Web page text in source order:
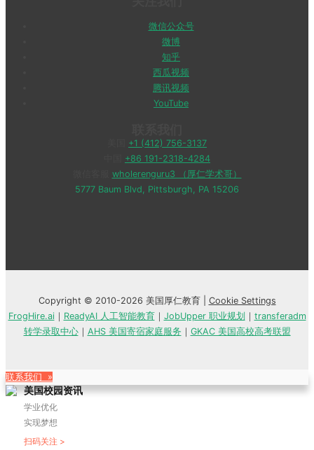
微信公众号
微博
知乎
西瓜视频
腾讯视频
YouTube
+1 (412) 756-3137
+86 191-2318-4284
wholerenguru3 （厚仁学术哥）
5777 Baum Blvd, Pittsburgh, PA 15206
Copyright © 2010-2026 美国厚仁教育 | Cookie Settings
FrogHire.ai｜ ReadyAI 人工智能教育｜ JobUpper 职业规划 ｜ transferadm
转学录取中心｜ AHS 美国寄宿家庭服务 ｜ GKAC 美国高校高考联盟
联系我们 »
美国校园资讯
学业优化
实现梦想
扫码关注 >